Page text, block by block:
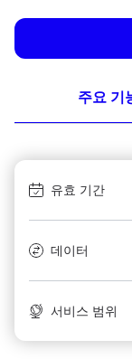
주요 기
유효 기간
데이터
서비스 범위